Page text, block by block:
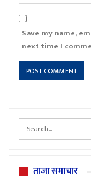
Save my name,
next time I
ताजा समाचार